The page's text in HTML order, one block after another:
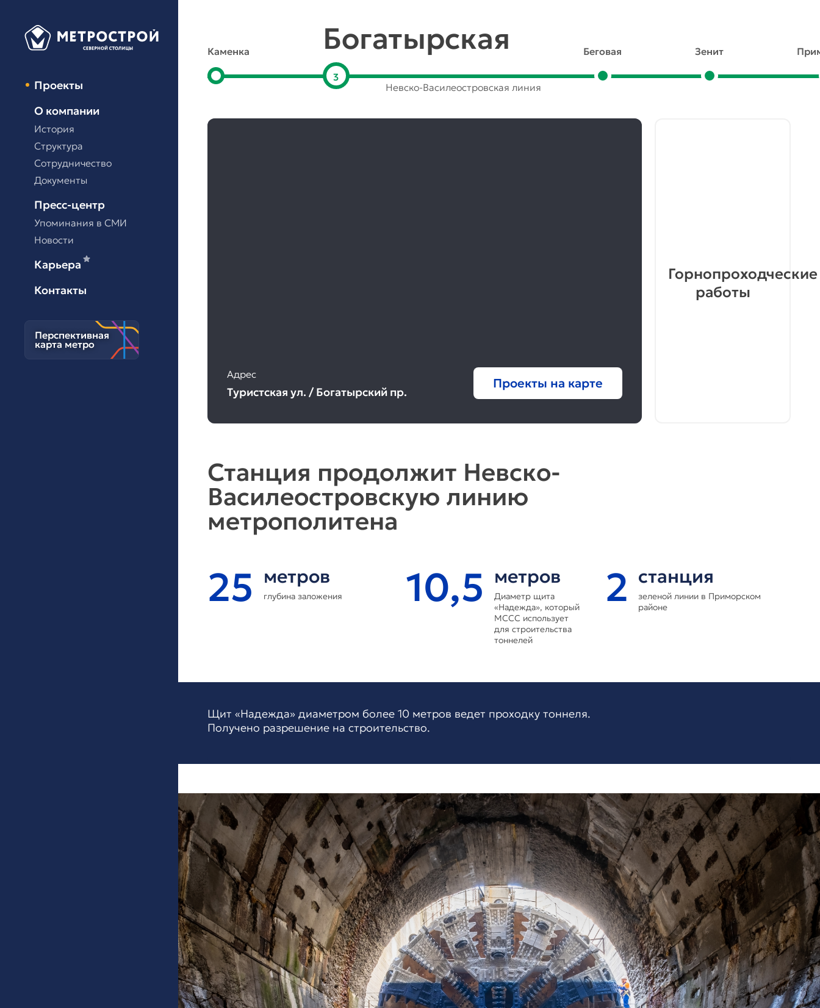
Проекты
О компании
История
Структура
Сотрудничество
Документы
Пресс-центр
Упоминания в СМИ
Новости
Карьера
Контакты
Перспективная
карта метро
Каменка Богатырская Беговая Зенит
Адрес
Туристская ул. / Богатырский пр.
Проекты на карте
Горнопроходческие
работы
Станция продолжит Невско‐
Василеостровскую линию
метрополитена
25 метров
глубина заложения 10,5 метров
Диаметр щита
«Надежда», который
МССС использует
для строительства
тоннелей
2 станция
зеленой линии в Приморском
районе
Щит «Надежда» диаметром более 10 метров ведет проходку тоннеля.
Получено разрешение на строительство.